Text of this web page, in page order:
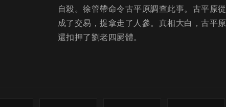
自殺。徐管帶命令古平原調查此事。古平原
成了交易，提拿走了人參。真相大白，古平
還扣押了劉老四屍體。